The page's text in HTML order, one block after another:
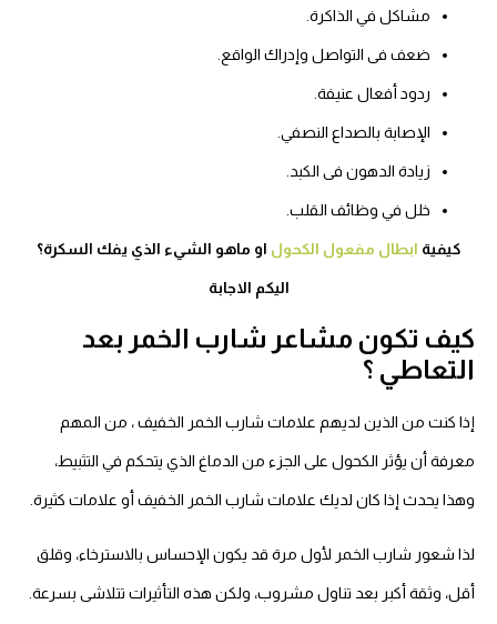
مشاكل في الذاكرة.
ضعف فى التواصل وإدراك الواقع.
ردود أفعال عنيفة.
الإصابة بالصداع النصفي.
زيادة الدهون فى الكبد.
خلل في وظائف القلب.
كيفية ابطال مفعول الكحول او ماهو الشيء الذي يفك السكرة؟
اليكم الاجابة
كيف تكون مشاعر شارب الخمر بعد
التعاطي ؟
إذا كنت من الذين لديهم علامات شارب الخمر الخفيف ، من المهم
معرفة أن يؤثر الكحول على الجزء من الدماغ الذي يتحكم في التثبيط،
وهذا يحدث إذا كان لديك علامات شارب الخمر الخفيف أو علامات كثيرة.
لذا شعور شارب الخمر لأول مرة قد يكون الإحساس بالاسترخاء، وقلق
أقل، وثقة أكبر بعد تناول مشروب، ولكن هذه التأثيرات تتلاشى بسرعة.